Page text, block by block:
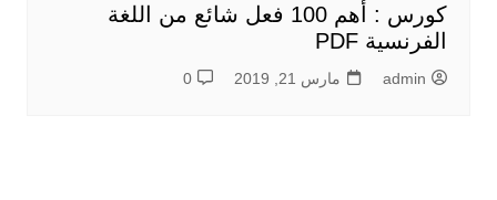
كورس : أهم 100 فعل شائع من اللغة
الفرنسية PDF
admin مارس 21, 2019 0